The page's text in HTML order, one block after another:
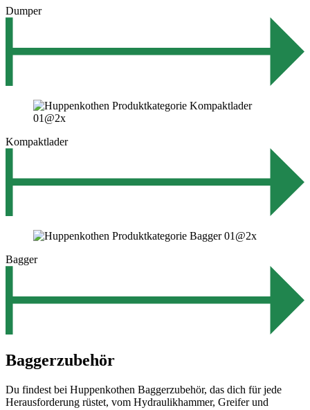
Dumper
Kompaktlader
Bagger
Baggerzubehör
Du findest bei Huppenkothen Baggerzubehör, das dich für jede
Herausforderung rüstet, vom Hydraulikhammer, Greifer und